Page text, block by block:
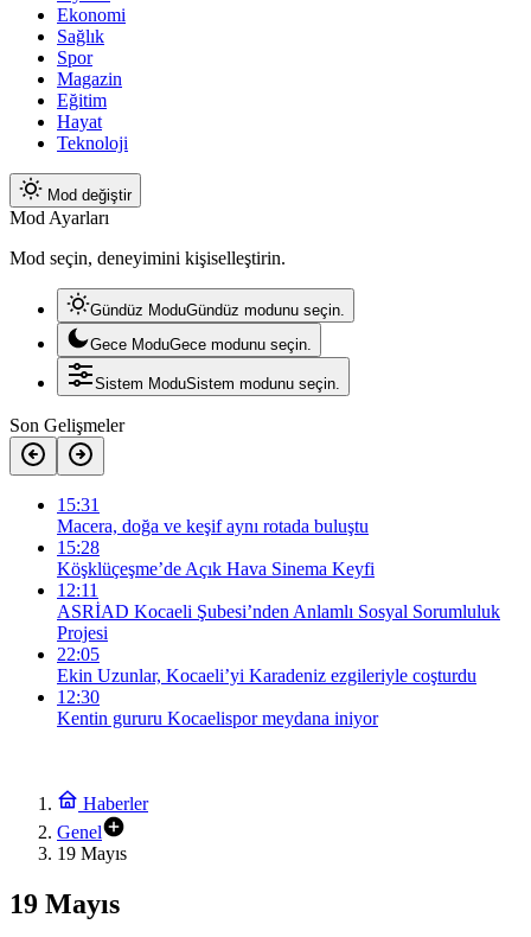
Ekonomi
Sağlık
Spor
Magazin
Eğitim
Hayat
Teknoloji
Mod değiştir
Mod Ayarları
Mod seçin, deneyimini kişiselleştirin.
Gündüz ModuGündüz modunu seçin.
Gece ModuGece modunu seçin.
Sistem ModuSistem modunu seçin.
Son Gelişmeler
15:31
Macera, doğa ve keşif aynı rotada buluştu
15:28
Köşklüçeşme’de Açık Hava Sinema Keyfi
12:11
ASRİAD Kocaeli Şubesi’nden Anlamlı Sosyal Sorumluluk
Projesi
22:05
Ekin Uzunlar, Kocaeli’yi Karadeniz ezgileriyle coşturdu
12:30
Kentin gururu Kocaelispor meydana iniyor
Haberler
Genel
19 Mayıs
19 Mayıs